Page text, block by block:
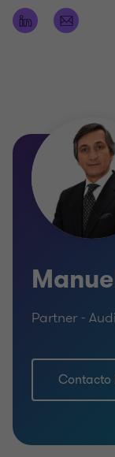
tendo sido
duas décadas
auditoria em
É licenciado
Economia da
Oficial de
Partner -
Contacto